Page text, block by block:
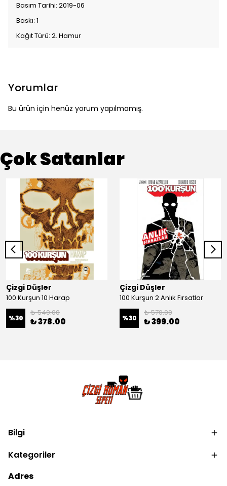
Basım Tarihi: 2019-06
Baskı: 1
Kağıt Türü: 2. Hamur
Yorumlar
Bu ürün için henüz yorum yapılmamış.
Çok Satanlar
Çizgi Düşler
100 Kurşun 10 Harap
%30
₺ 540.00
₺ 378.00
Çizgi Düşler
100 Kurşun 2 Anlık Fırsatlar
%30
₺ 570.00
₺ 399.00
Bilgi
Kategoriler
Adres